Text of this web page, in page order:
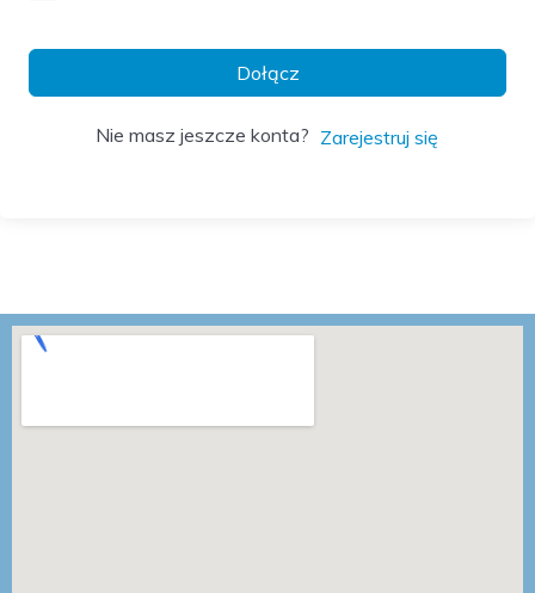
Dołącz
Nie masz jeszcze konta? Zarejestruj się